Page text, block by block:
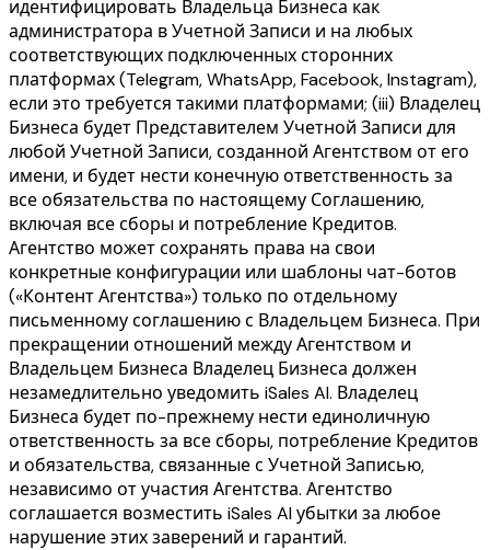
идентифицировать Владельца Бизнеса как
администратора в Учетной Записи и на любых
соответствующих подключенных сторонних
платформах (Telegram, WhatsApp, Facebook, Instagram),
если это требуется такими платформами; (iii) Владелец
Бизнеса будет Представителем Учетной Записи для
любой Учетной Записи, созданной Агентством от его
имени, и будет нести конечную ответственность за
все обязательства по настоящему Соглашению,
включая все сборы и потребление Кредитов.
Агентство может сохранять права на свои
конкретные конфигурации или шаблоны чат-ботов
(«Контент Агентства») только по отдельному
письменному соглашению с Владельцем Бизнеса. При
прекращении отношений между Агентством и
Владельцем Бизнеса Владелец Бизнеса должен
незамедлительно уведомить iSales AI. Владелец
Бизнеса будет по-прежнему нести единоличную
ответственность за все сборы, потребление Кредитов
и обязательства, связанные с Учетной Записью,
независимо от участия Агентства. Агентство
соглашается возместить iSales AI убытки за любое
нарушение этих заверений и гарантий.